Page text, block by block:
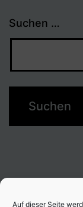
Auf dieser Seite
Suchen …